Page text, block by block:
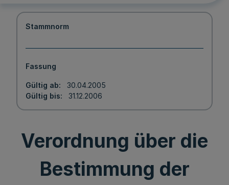
Stammnorm
Fassung
Gültig ab
30.04.2005
Gültig bis
31.12.2006
Verordnung über die
Bestimmung der